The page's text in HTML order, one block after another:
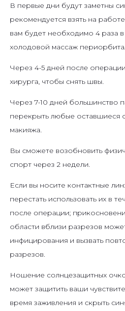
В первые дни будут заметны
рекомендуется взять на
вам будет необходимо 4 раза
холодовой массаж
Через 4-5 дней после
хирурга, чтобы снять швы.
Через 7-10 дней большинство
перекрыть любые оставшиеся
макияжа.
Вы сможете возобновить
спорт через 2 недели.
Если вы носите контактные
перестать использовать их в
после операции;
области вблизи разрезов
инфицирования и вызвать
разрезов.
Ношение солнцезащитных
может защитить ваши
время заживления и скрыть